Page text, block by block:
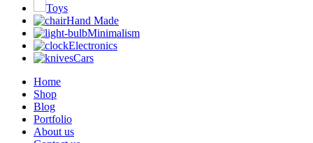
Toys
Hand Made
Minimalism
Electronics
Cars
Home
Shop
Blog
Portfolio
About us